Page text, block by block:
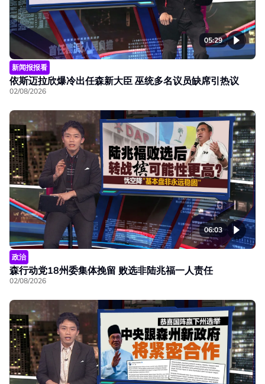
05:29
新闻报报看
依斯迈拉欣爆冷出任森新大臣 巫统多名议员缺席引热议
02/08/2026
06:03
政治
森行动党18州委集体挽留 败选非陆兆福一人责任
02/08/2026